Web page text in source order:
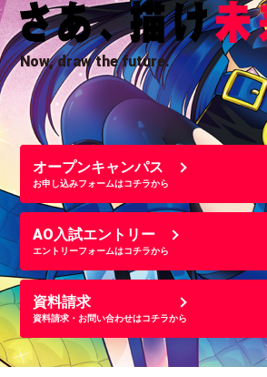
Now, draw the future.
オープンキャンパス
お申し込みフォームはコチラから
AO入試エントリー
エントリーフォームはコチラから
資料請求
資料請求・お問い合わせはコチラから